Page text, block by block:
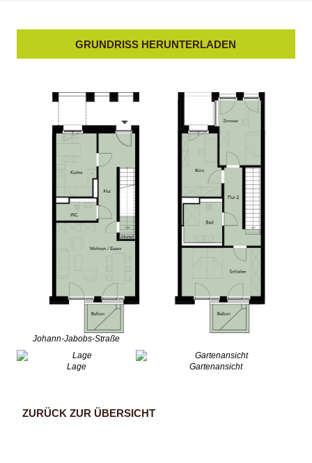
GRUNDRISS HERUNTERLADEN
Johann-Jabobs-Straße
Lage Gartenansicht
ZURÜCK ZUR ÜBERSICHT